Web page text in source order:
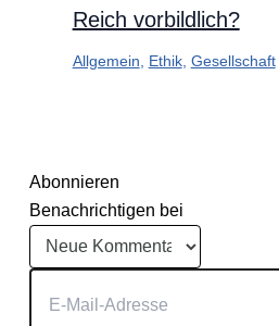
Reich vorbildlich?
Allgemein Ethik, Gesellschaft
Abonnieren
Benachrichtigen bei